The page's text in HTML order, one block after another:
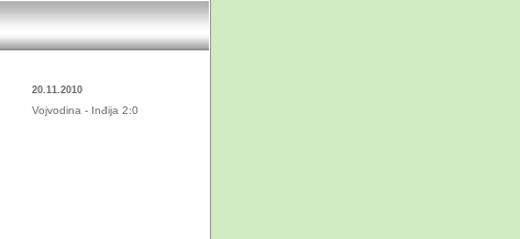
20.11.2010
Vojvodina - Inđija 2:0